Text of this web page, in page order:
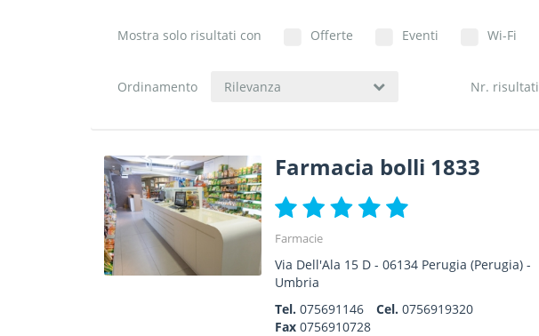
Mostra solo risultati con Offerte Eventi Wi-Fi
Ordinamento Rilevanza Nr. risultati
Farmacia bolli 1833
Farmacie
Via Dell'Ala 15 D -06134 Perugia (Perugia) -
Umbria
Tel.075691146 Cel.0756919320
Fax0756910728